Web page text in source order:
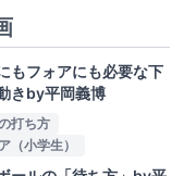
もフォアにも必要な下
きby平岡義博
打ち方
（小学生）